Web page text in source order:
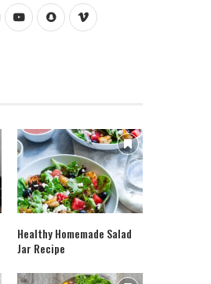
Healthy Homemade Salad
Jar Recipe